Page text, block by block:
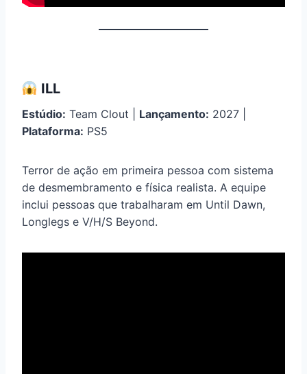
ILL
Estúdio: Team Clout | Lançamento: 2027 |
Plataforma: PS5
Terror de ação em primeira pessoa com sistema
de desmembramento e física realista. A equipe
inclui pessoas que trabalharam em Until Dawn,
Longlegs e V/H/S Beyond.